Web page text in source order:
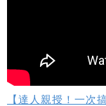
【達人親授！一次